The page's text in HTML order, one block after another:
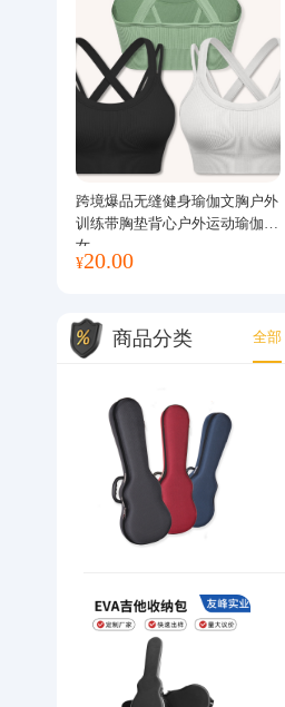
跨境爆品无缝健身瑜伽文胸户外
训练带胸垫背心户外运动瑜伽服
女
¥20.00
商品分类 全部